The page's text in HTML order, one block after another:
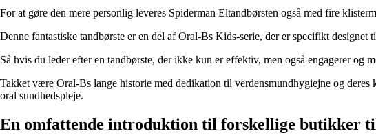
For at gøre den mere personlig leveres Spiderman Eltandbørsten også med fire
Denne fantastiske tandbørste er en del af Oral-Bs Kids-serie, der er specifikt
Så hvis du leder efter en tandbørste, der ikke kun er effektiv, men også engagerer
Takket være Oral-Bs lange historie med dedikation til verdensmundhygiejne og
oral sundhedspleje.
En omfattende introduktion til forskellige butikker